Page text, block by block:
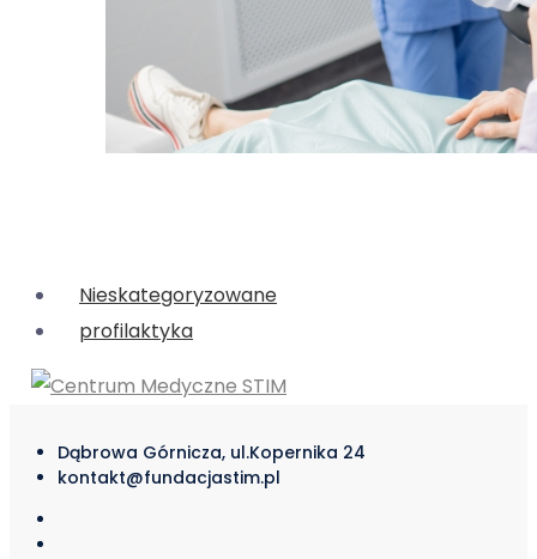
Nieskategoryzowane
profilaktyka
Dąbrowa Górnicza, ul.Kopernika 24
kontakt@fundacjastim.pl